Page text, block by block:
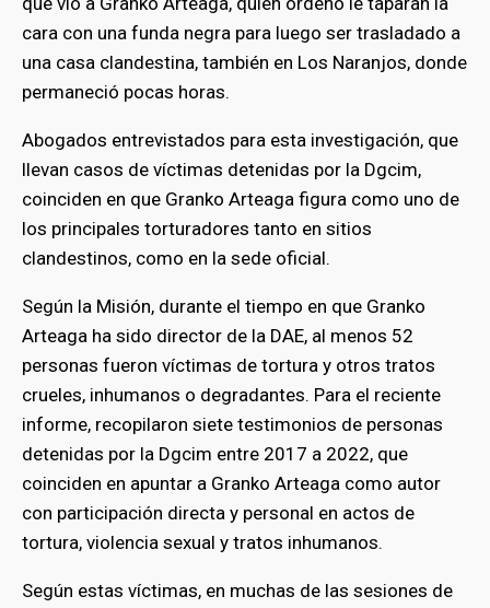
cara con una funda negra para luego ser trasladado a
una casa clandestina, también en Los Naranjos, donde
permaneció pocas horas.
Abogados entrevistados para esta investigación, que
llevan casos de víctimas detenidas por la Dgcim,
coinciden en que Granko Arteaga figura como uno de
los principales torturadores tanto en sitios
clandestinos, como en la sede oficial.
Según la Misión, durante el tiempo en que Granko
Arteaga ha sido director de la DAE, al menos 52
personas fueron víctimas de tortura y otros tratos
crueles, inhumanos o degradantes. Para el reciente
informe, recopilaron siete testimonios de personas
detenidas por la Dgcim entre 2017 a 2022, que
coinciden en apuntar a Granko Arteaga como autor
con participación directa y personal en actos de
tortura, violencia sexual y tratos inhumanos.
Según estas víctimas, en muchas de las sesiones de